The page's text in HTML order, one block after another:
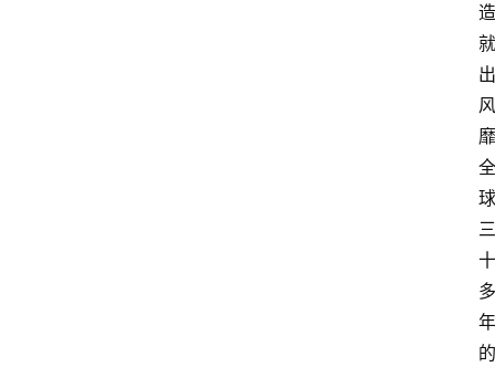
造
就
出
风
靡
全
球
三
十
多
年
的